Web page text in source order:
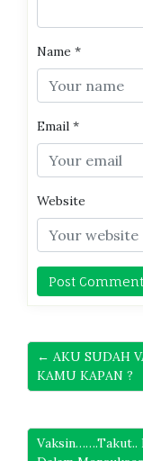
Name *
Email *
Website
← AKU SUDAH
KAMU KAPAN ?
Vaksin…….Takut..